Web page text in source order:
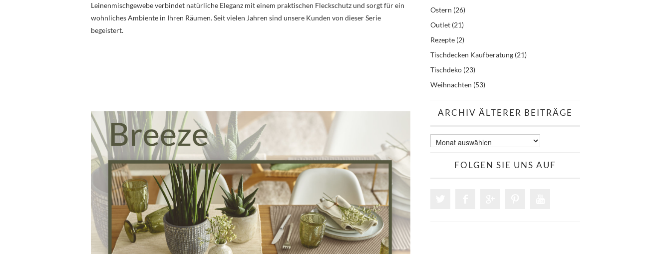
Leinenmischgewebe verbindet natürliche Eleganz mit einem praktischen Fleckschutz und sorgt für ein
wohnliches Ambiente in Ihren Räumen. Seit vielen Jahren sind unsere Kunden von dieser Serie
begeistert.
Ostern (26)
Outlet (21)
Rezepte (2)
Tischdecken Kaufberatung (21)
Tischdeko (23)
Weihnachten (53)
ARCHIV ÄLTERER BEITRÄGE
Archiv
älterer
FOLGEN SIE UNS AUF